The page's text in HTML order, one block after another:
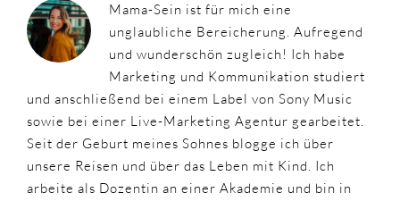
Mama-Sein ist für mich eine
unglaubliche Bereicherung. Aufregend
und wunderschön zugleich! Ich habe
Marketing und Kommunikation studiert
und anschließend bei einem Label von Sony Music
sowie bei einer Live-Marketing Agentur gearbeitet.
Seit der Geburt meines Sohnes blogge ich über
unsere Reisen und über das Leben mit Kind. Ich
arbeite als Dozentin an einer Akademie und bin in